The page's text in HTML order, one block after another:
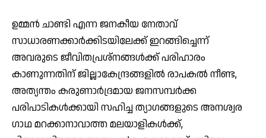
ഉമ്മന്‍ ചാണ്ടി എന്ന ജനകീയ നേതാവ്
സാധാരണക്കാര്‍ക്കിടയിലേക്ക് ഇറങ്ങിച്ചെന്ന്
അവരുടെ ജീവിതപ്രശ്നങ്ങള്‍ക്ക് പരിഹാരം
കാണുന്നതിന് ജില്ലാകേന്ദ്രങ്ങളില്‍ രാപകല്‍ നീണ്ട,
അത്യന്തം കരുണാര്‍ദ്രമായ ജനസമ്പര്‍ക്ക
പരിപാടികള്‍ക്കായി സഹിച്ച ത്യാഗങ്ങളുടെ അനശ്വര
ഗാഥ മറക്കാനാവാത്ത മലയാളികള്‍ക്ക്,